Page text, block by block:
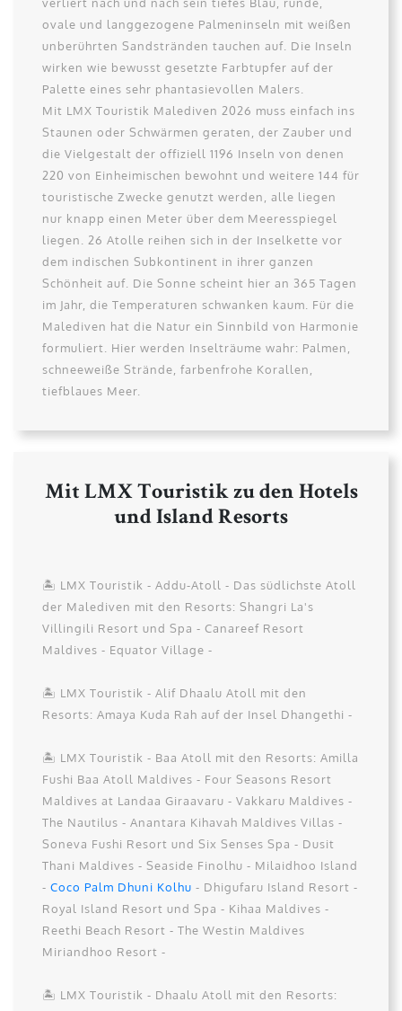
ovale und langgezogene Palmeninseln mit weißen
unberührten Sandstränden tauchen auf. Die Inseln
wirken wie bewusst gesetzte Farbtupfer auf der
Palette eines sehr phantasievollen Malers.
Mit LMX Touristik Malediven 2026 muss einfach ins
Staunen oder Schwärmen geraten, der Zauber und
die Vielgestalt der offiziell 1196 Inseln von denen
220 von Einheimischen bewohnt und weitere 144 für
touristische Zwecke genutzt werden, alle liegen
nur knapp einen Meter über dem Meeresspiegel
liegen. 26 Atolle reihen sich in der Inselkette vor
dem indischen Subkontinent in ihrer ganzen
Schönheit auf. Die Sonne scheint hier an 365 Tagen
im Jahr, die Temperaturen schwanken kaum. Für die
Malediven hat die Natur ein Sinnbild von Harmonie
formuliert. Hier werden Inselträume wahr: Palmen,
schneeweiße Strände, farbenfrohe Korallen,
tiefblaues Meer.
Mit LMX Touristik zu den Hotels
und Island Resorts
🏝️ LMX Touristik - Addu-Atoll - Das südlichste Atoll
der Malediven mit den Resorts: Shangri La's
Villingili Resort und Spa - Canareef Resort
Maldives - Equator Village -
🏝️ LMX Touristik - Alif Dhaalu Atoll mit den
Resorts: Amaya Kuda Rah auf der Insel Dhangethi -
🏝️ LMX Touristik - Baa Atoll mit den Resorts: Amilla
Fushi Baa Atoll Maldives - Four Seasons Resort
Maldives at Landaa Giraavaru - Vakkaru Maldives -
The Nautilus - Anantara Kihavah Maldives Villas -
Soneva Fushi Resort und Six Senses Spa - Dusit
Thani Maldives - Seaside Finolhu - Milaidhoo Island
- Coco Palm Dhuni Kolhu - Dhigufaru Island Resort -
Royal Island Resort und Spa - Kihaa Maldives -
Reethi Beach Resort - The Westin Maldives
Miriandhoo Resort -
🏝️ LMX Touristik - Dhaalu Atoll mit den Resorts: